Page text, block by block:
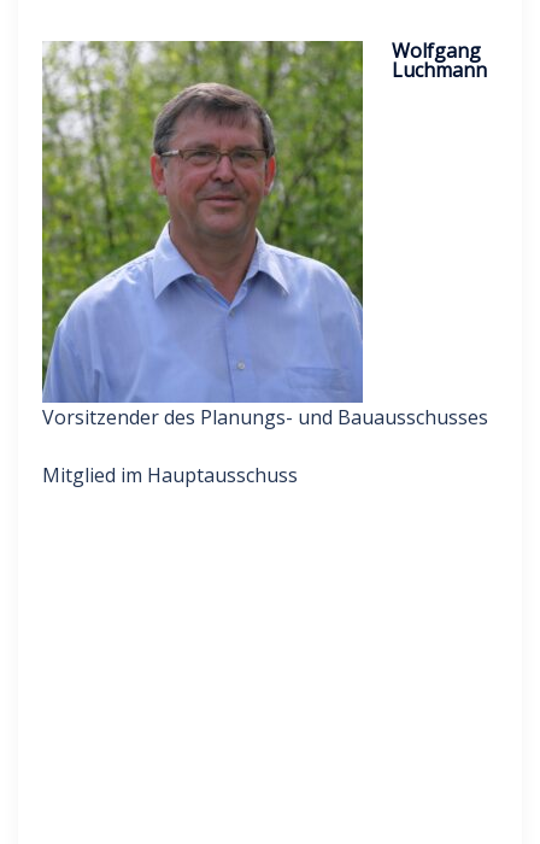
Wolfgang
Luchmann
Vorsitzender des Planungs- und Bauausschusses
Mitglied im Hauptausschuss